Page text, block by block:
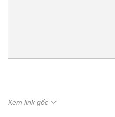
Xem link gốc